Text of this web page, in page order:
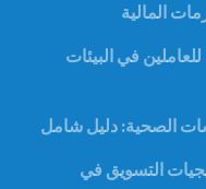
المالية
في البيئات
الصحية: دليل شامل
التسويق في